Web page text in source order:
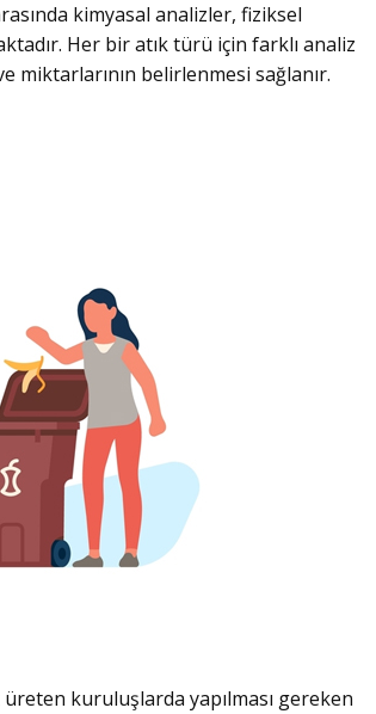
kimyasal analizler, fiziksel
Her bir atık türü için farklı analiz
miktarlarının belirlenmesi sağlanır.
kuruluşlarda yapılması gereken